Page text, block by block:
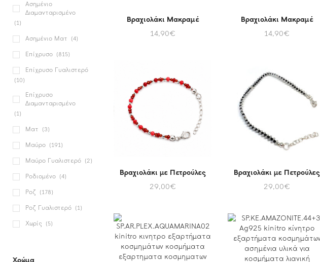
Βραχιολάκι Μακραμέ
14,90€
Βραχιολάκι Μακραμέ
14,90€
Βραχιολάκι με Πετρούλες
29,00€
Βραχιολάκι με Πετρούλες
29,00€
Ασημένιο
Διαμανταρισμένο
(1)
Ασημένιο Ματ (4)
Επίχρυσο (815)
Επίχρυσο Γυαλιστερό
(10)
Επίχρυσο
Διαμανταρισμένο
(1)
Ματ (3)
Μαύρο (191)
Μαύρο Γυαλιστερό (2)
Ροδιομένο (4)
Ροζ (178)
Ροζ Γυαλιστερό (1)
Χωρίς (5)
Χρώμα